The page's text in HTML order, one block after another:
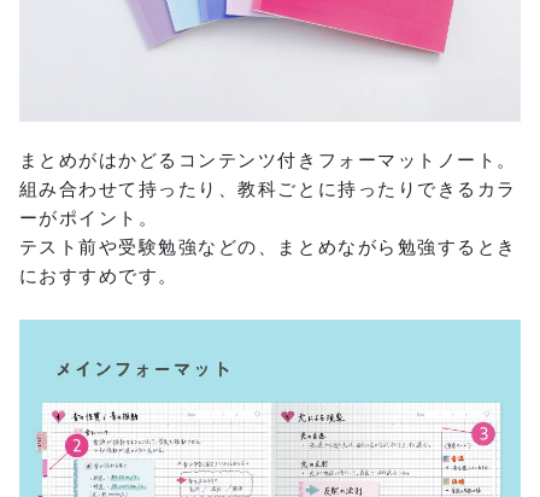
まとめがはかどるコンテンツ付きフォーマットノート。
組み合わせて持ったり、教科ごとに持ったりできるカラ
ーがポイント。
テスト前や受験勉強などの、まとめながら勉強するとき
におすすめです。